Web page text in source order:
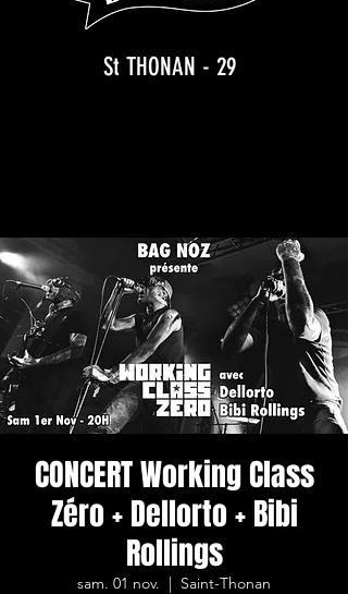
St THONAN - 29
CONCERT Working Class
Zéro + Dellorto + Bibi
Rollings
sam. 01 nov.
  |
Saint-Thonan